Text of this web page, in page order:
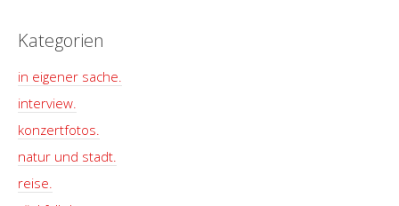
Kategorien
in eigener sache.
interview.
konzertfotos.
natur und stadt.
reise.